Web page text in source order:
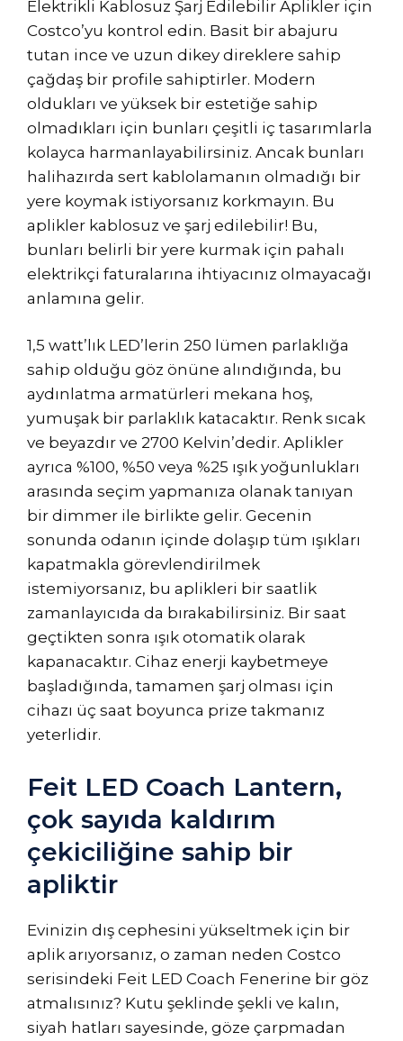
Elektrikli Kablosuz Şarj Edilebilir Aplikler için
Costco’yu kontrol edin. Basit bir abajuru
tutan ince ve uzun dikey direklere sahip
çağdaş bir profile sahiptirler. Modern
oldukları ve yüksek bir estetiğe sahip
olmadıkları için bunları çeşitli iç tasarımlarla
kolayca harmanlayabilirsiniz. Ancak bunları
halihazırda sert kablolamanın olmadığı bir
yere koymak istiyorsanız korkmayın. Bu
aplikler kablosuz ve şarj edilebilir! Bu,
bunları belirli bir yere kurmak için pahalı
elektrikçi faturalarına ihtiyacınız olmayacağı
anlamına gelir.
1,5 watt’lık LED’lerin 250 lümen parlaklığa
sahip olduğu göz önüne alındığında, bu
aydınlatma armatürleri mekana hoş,
yumuşak bir parlaklık katacaktır. Renk sıcak
ve beyazdır ve 2700 Kelvin’dedir. Aplikler
ayrıca %100, %50 veya %25 ışık yoğunlukları
arasında seçim yapmanıza olanak tanıyan
bir dimmer ile birlikte gelir. Gecenin
sonunda odanın içinde dolaşıp tüm ışıkları
kapatmakla görevlendirilmek
istemiyorsanız, bu aplikleri bir saatlik
zamanlayıcıda da bırakabilirsiniz. Bir saat
geçtikten sonra ışık otomatik olarak
kapanacaktır. Cihaz enerji kaybetmeye
başladığında, tamamen şarj olması için
cihazı üç saat boyunca prize takmanız
yeterlidir.
Feit LED Coach Lantern,
çok sayıda kaldırım
çekiciliğine sahip bir
apliktir
Evinizin dış cephesini yükseltmek için bir
aplik arıyorsanız, o zaman neden Costco
serisindeki Feit LED Coach Fenerine bir göz
atmalısınız? Kutu şeklinde şekli ve kalın,
siyah hatları sayesinde, göze çarpmadan